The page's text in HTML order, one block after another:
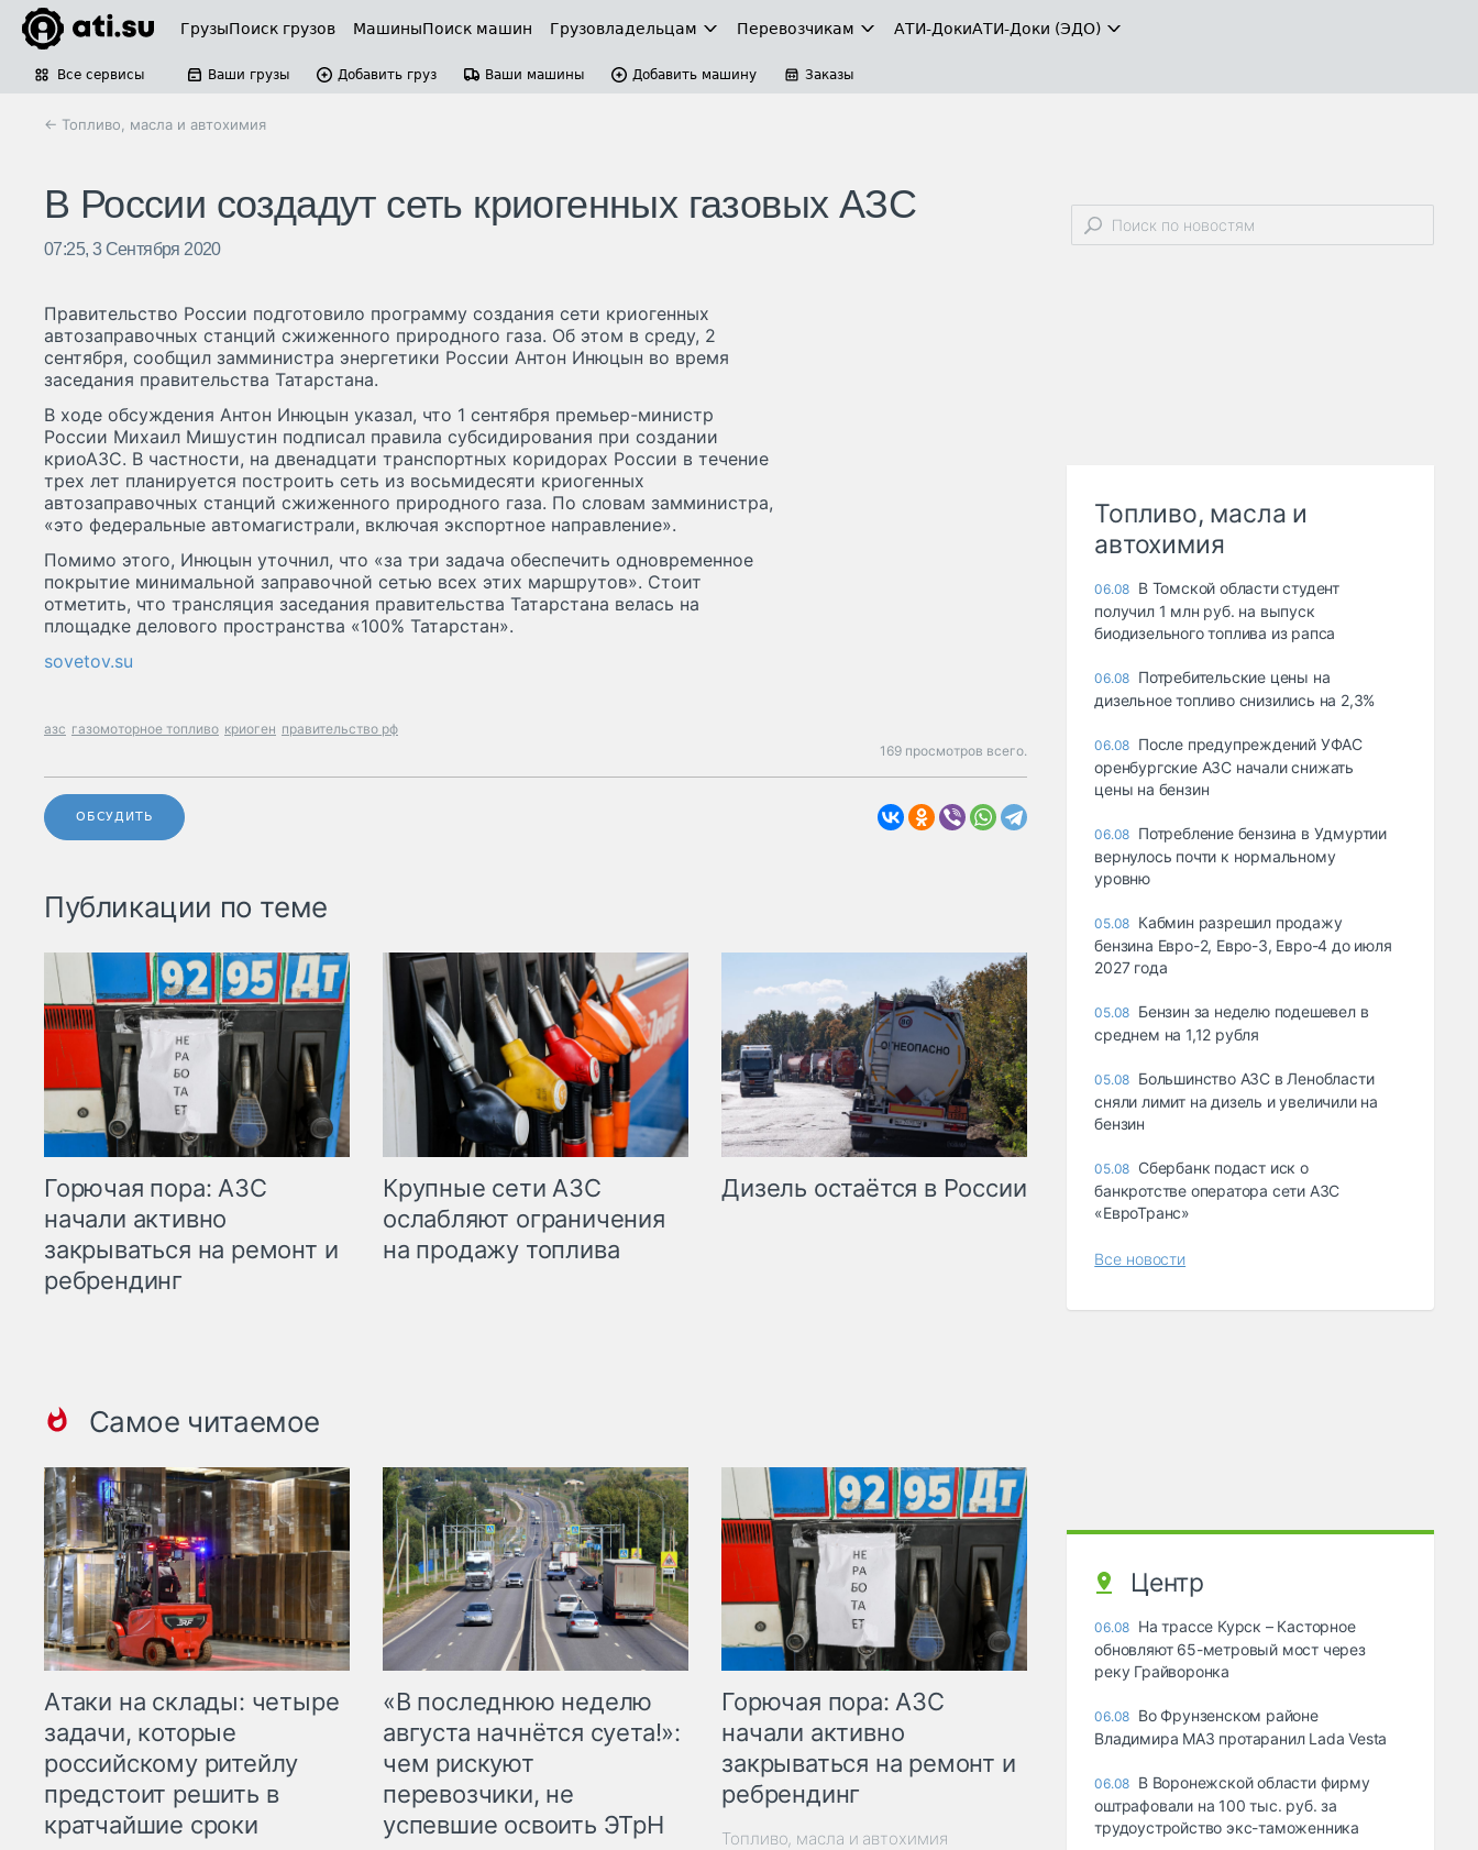
ГрузыПоиск грузов МашиныПоиск машин Грузовладельцам Перевозчикам АТИ-ДокиАТИ-Доки (ЭДО)
Все сервисы Ваши грузы Добавить груз Ваши машины Добавить машину Заказы
← Топливо, масла и автохимия
В России создадут сеть криогенных газовых АЗС
07:25, 3 Сентября 2020
Правительство России подготовило программу создания сети криогенных
автозаправочных станций сжиженного природного газа. Об этом в среду, 2
сентября, сообщил замминистра энергетики России Антон Инюцын во время
заседания правительства Татарстана.
В ходе обсуждения Антон Инюцын указал, что 1 сентября премьер-министр
России Михаил Мишустин подписал правила субсидирования при создании
криоАЗС. В частности, на двенадцати транспортных коридорах России в течение
трех лет планируется построить сеть из восьмидесяти криогенных
автозаправочных станций сжиженного природного газа. По словам замминистра,
«это федеральные автомагистрали, включая экспортное направление».
Помимо этого, Инюцын уточнил, что «за три задача обеспечить одновременное
покрытие минимальной заправочной сетью всех этих маршрутов». Стоит
отметить, что трансляция заседания правительства Татарстана велась на
площадке делового пространства «100% Татарстан».
sovetov.su
азс газомоторное топливо криоген правительство рф
169 просмотров всего.
ОБСУДИТЬ
Публикации по теме
Горючая пора: АЗС
начали активно
закрываться на ремонт и
ребрендинг
Крупные сети АЗС
ослабляют ограничения
на продажу топлива
Дизель остаётся в России
Самое читаемое
Атаки на склады: четыре
задачи, которые
российскому ритейлу
предстоит решить в
кратчайшие сроки
«В последнюю неделю
августа начнётся суета!»:
чем рискуют
перевозчики, не
успевшие освоить ЭТрН
Горючая пора: АЗС
начали активно
закрываться на ремонт и
ребрендинг
Топливо, масла и автохимия
Топливо, масла и
автохимия
06.08 В Томской области студент
получил 1 млн руб. на выпуск
биодизельного топлива из рапса
06.08 Потребительские цены на
дизельное топливо снизились на 2,3%
06.08 После предупреждений УФАС
оренбургские АЗС начали снижать
цены на бензин
06.08 Потребление бензина в Удмуртии
вернулось почти к нормальному
уровню
05.08 Кабмин разрешил продажу
бензина Евро-2, Евро-3, Евро-4 до июля
2027 года
05.08 Бензин за неделю подешевел в
среднем на 1,12 рубля
05.08 Большинство АЗС в Ленобласти
сняли лимит на дизель и увеличили на
бензин
05.08 Сбербанк подаст иск о
банкротстве оператора сети АЗС
«ЕвроТранс»
Все новости
Центр
06.08 На трассе Курск – Касторное
обновляют 65-метровый мост через
реку Грайворонка
06.08 Во Фрунзенском районе
Владимира МАЗ протаранил Lada Vesta
06.08 В Воронежской области фирму
оштрафовали на 100 тыс. руб. за
трудоустройство экс-таможенника